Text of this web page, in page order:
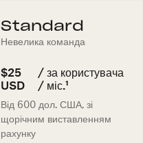
Standard
Невелика команда
$25
USD
/ за користувача
/ міс.¹
Від 600 дол. США, зі
щорічним виставленням
рахунку